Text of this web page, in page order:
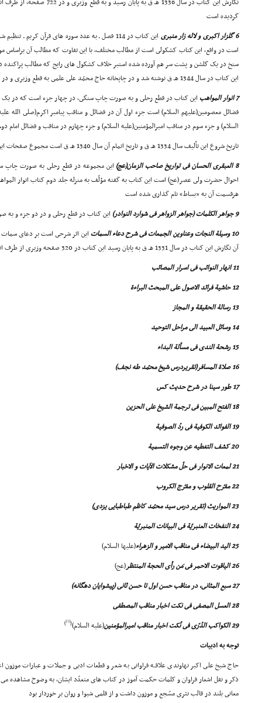
نگارش این کتاب در سال 1336 هـ ق
گردیده است
6 گلزار اکبرى و لاله زار منبرى
این کتاب در 114 فصل ـ به عدد سوره هاى قرآن
است در واقع، این کتاب کشکولى است از مطالب مختلف، با این تفاوت که مطالب آن
سنخ در یک گلشن و پشت سر هم آورده شده استبر خلاف کشکول هاى رایج که مطالب
این کتاب در سال 1344 هـ ق نوشته شد و در چاپخانه حاج محمّد على علمى به قطع وزیرى و در 667 صفحه چاپ شده است
7 انوار المواهب
این کتاب در قطع رحلى و به صورت چاپ سنگى، در چهار جزء است که در
فضائل معصومین(علیهم السلام) است جزء اول آن در فضائل و مناقب پیامبر اکرم(صلى الله
السلام) و جزء سوم در مناقب امیرالمؤمنین(علیه السلام) و جزء چهارم در مناقب و فضائل امام
تاریخ شروع این تألیف سال 1334 هـ ق و تاریخ اتمام آن سال 1340 هـ ق است مجموع صفحات این کتاب 569 صفحه است
8 العبقرى الحسان فى تواریخ صاحب الزمان(عج)
این مجموعه در قطع رحلى به صورت چاپ
احوال حضرت ولى عصر(عج) است این کتاب به گفته مؤلّف به منزله جلد دوم کتاب انوار
هرقسمت آن به «بساط» نام گذارى شده است
9 جواهر الکلمات (جواهر الزواهر فى شوارد النوادر)
این کتاب در قطع رحلى و در دو جزء و
10 وسیلة النجات وعناوین الجمعات فى شرح دعاء السمات
این اثر شرحى است بر دعاى
آن نگارش این کتاب در سال 1331 هـ ق به پایان رسید این کتاب در 320 صفحه وزیرى از طرف انتشارات نهاوندى به چاپ شده است
11 انهار النوائب فى اسرار المصائب
12 حاشیة فرائد الاصول على المبحث البراءة
13 رسالة الحقیقة و المجاز
14 وسائل العبید الى مراحل التوحید
15 رشحة الندى فى مسألة البداء
16 صلاة المسافر(تقریردرس شیخ محمّد طه نجف)
17 طور سینا در شرح حدیث کس
18 الفتح المبین فى ترجمة الشیخ على الحزین
19 الفوائد الکوفیة فى ردّ الصوفیة
20 کشف التغطیه عن وجوه التسمیة
21 لمعات الانوار فى حلّ مشکلات الآیات و الاخبار
22 مفرّح القلوب و مفرّج الکروب
23 المواریث (تقریر درس سید محمّد کاظم طباطبایى یزدى)
24 النفخات العنبریّة فى البیانات المنبریّة
25 الید البیضاء فى مناقب الامیر و الزهراء
(علیها السلام)
26 الیاقوت الاحمر فى مَن رأى الحجة المنتظر
(عج)
27 سبع المثانى، در مناقب حسن اول تا حسن ثانى (پیشوایان دهگانه)
28 العسل المصفى فى نکت اخبار مناقب المصطفى
29 الکواکب الدُرّى فى نُکت اخبار مناقب امیرالمؤمنین
(علیه السلام)(
[5]
)
توجه به ادبیات
حاج شیخ على اکبر نهاوندى علاقـه فراوانى به شعر و قطعات ادبى و جملات و عبارات موزون
ذکر و نقل اشعار فراوان و کلمات حکمت آموز در کتاب هاى متعدّد ایشان، به وضوح مشاهده
معانى بلند در قالب نثرى مسّجع و موزون داشت و از قلمى شیوا و روان بر خوردار بود